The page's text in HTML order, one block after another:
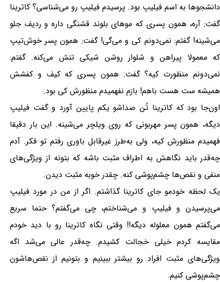
دانشجوها به اسم فیلیپ بود. پرسیدم فیلیپ رو می‌شناسی؟ کاترینا
گفت: آره، همون پسری که موهای بلوند قشنگی داره و ردیف جلو
می‌شینه! گفتم: نمی‌دونم کی و می‌گی! گفت: همون پسر خوش‌تیپ
که معمولا پیراهن و شلوار روشن شیکی تنش می‌کنه. گفتم:
نمی‌دونم منظورت کیه؟ گفت: همون پسری که کیف و کفشش
همیشه ست هست باهم! بازم نفهمیدم منظورش کی بود.
اون‌جا بود که کاترینا تُن صداشو یکم پایین آورد و گفت فیلیپ
دیگه، همون پسر مهربونی که روی ویلچر می‌شینه. این بار دقیقا
فهمیدم منظورش کیه، ولی به‌طرز غیرقابل باوری رفتم تو فکر. آدم
چه‌قدر باید نگاهش به اطراف مثبت باشه که بتونه از ویژگی‌های
منفی و نقص‌ها چشم‌پوشی کنه. چقدر خوبه مثبت دیدن.
یک لحظه خودمو جای کاترینا گذاشتم. اگر از من در مورد فیلیپ
می‌پرسیدن و فیلیپ و می‌شناختم، چی می‌گفتم؟ حتما سریع
می‌گفتم همون معلوله دیگه!! وقتی نگاه کاترینا رو با دید خودم
مقایسه کردم خیلی خجالت کشیدم. چه‌قدر عالی می‌شد اگه
ویژگی‌های مثبت افراد رو بیشتر ببینیم و بتونیم از نقص‌هاشون
چشم‌پوشی کنیم.